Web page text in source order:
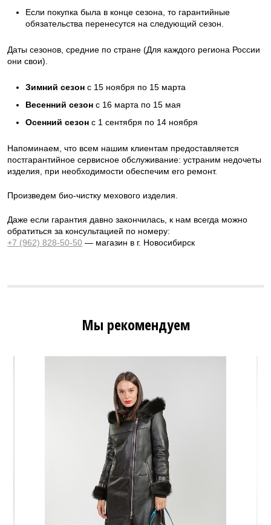
Если покупка была в конце сезона, то гарантийные
обязательства перенесутся на следующий сезон.
Даты сезонов, средние по стране (Для каждого региона России
они свои).
Зимний сезон с 15 ноября по 15 марта
Весенний сезон с 16 марта по 15 мая
Осенний сезон с 1 сентября по 14 ноября
Напоминаем, что всем нашим клиентам предоставляется
постгарантийное сервисное обслуживание: устраним недочеты
изделия, при необходимости обеспечим его ремонт.
Произведем био-чистку мехового изделия.
Даже если гарантия давно закончилась, к нам всегда можно
обратиться за консультацией по номеру:
+7 (962) 828-50-50 — магазин в г. Новосибирск
Мы рекомендуем